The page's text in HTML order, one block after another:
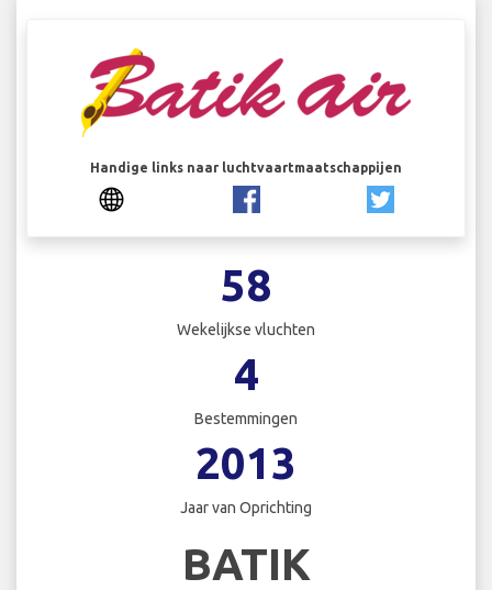
Handige links naar luchtvaartmaatschappijen
58
Wekelijkse vluchten
4
Bestemmingen
2013
Jaar van Oprichting
BATIK